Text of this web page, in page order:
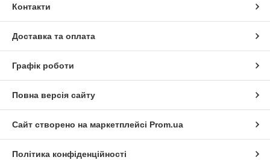
Контакти
Доставка та оплата
Графік роботи
Повна версія сайту
Сайт створено на маркетплейсі Prom.ua
Політика конфіденційності